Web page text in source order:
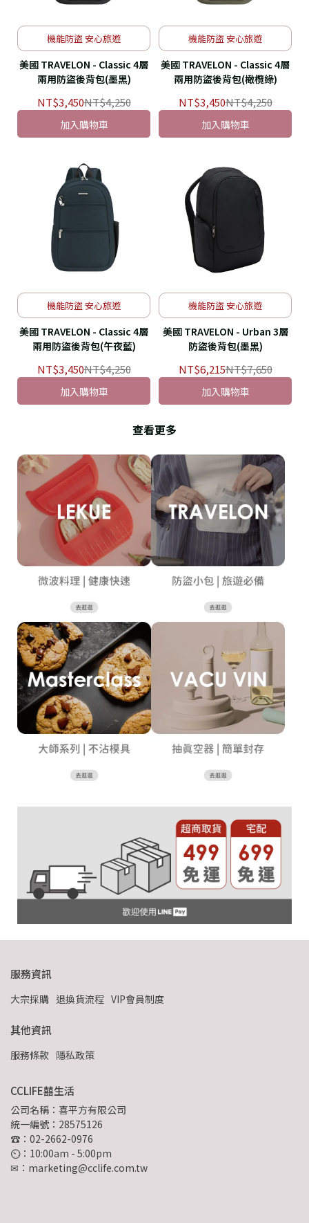
機能防盜 安心旅遊
美國 TRAVELON - Classic 4層
兩用防盜後背包(墨黑)
NT$3,450NT$4,250
加入購物車
機能防盜 安心旅遊
美國 TRAVELON - Classic 4層
兩用防盜後背包(橄欖綠)
NT$3,450NT$4,250
加入購物車
機能防盜 安心旅遊
美國 TRAVELON - Classic 4層
兩用防盜後背包(午夜藍)
NT$3,450NT$4,250
加入購物車
機能防盜 安心旅遊
美國 TRAVELON - Urban 3層
防盜後背包(墨黑)
NT$6,215NT$7,650
加入購物車
查看更多
服務資訊
大宗採購 退換貨流程 VIP會員制度
其他資訊
服務條款 隱私政策
CCLIFE囍生活
公司名稱：喜平方有限公司
統一編號：28575126
☎：02-2662-0976
⏲︎：10:00am - 5:00pm
✉：marketing@cclife.com.tw